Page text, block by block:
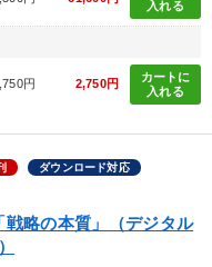
入れる
円 2,750円
カートに
入れる
ダウンロード対応
略の本質」（デジタル